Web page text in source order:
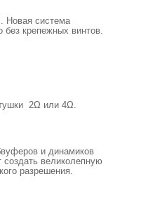
Новая система
крепежных винтов.
2Ω или 4Ω.
и динамиков
великолепную
разрешения.